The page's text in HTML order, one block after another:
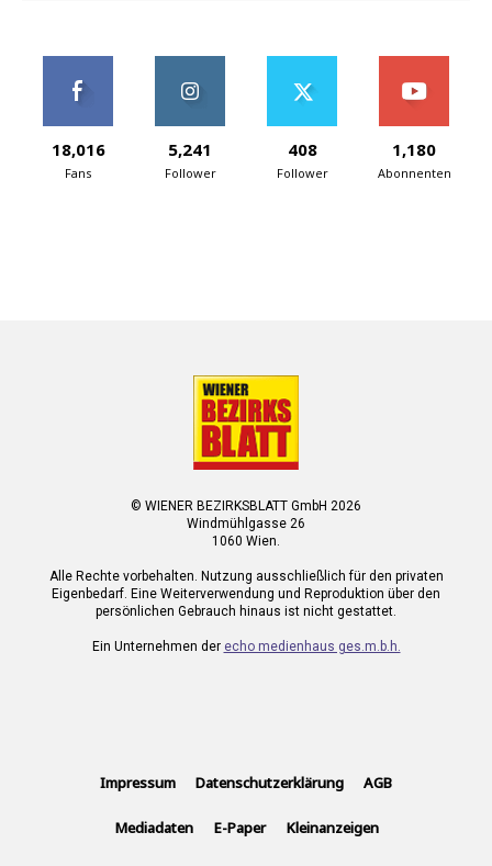
18,016
Fans
5,241
Follower
408
Follower
1,180
Abonnenten
© WIENER BEZIRKSBLATT GmbH 2026
Windmühlgasse 26
1060 Wien.
Alle Rechte vorbehalten. Nutzung ausschließlich für den privaten
Eigenbedarf. Eine Weiterverwendung und Reproduktion über den
persönlichen Gebrauch hinaus ist nicht gestattet.
Ein Unternehmen der echo medienhaus ges.m.b.h.
Impressum Datenschutzerklärung AGB
Mediadaten E-Paper Kleinanzeigen